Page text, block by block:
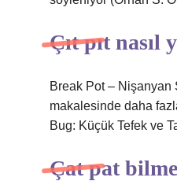
Çıt pıt nasıl
Break Pot – Nişanyan
makalesinde daha
Bug: Küçük Tefek ve
Çat pat